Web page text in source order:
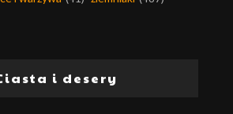
i desery